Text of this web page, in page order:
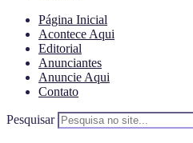
Página Inicial
Acontece Aqui
Editorial
Anunciantes
Anuncie Aqui
Contato
Pesquisar